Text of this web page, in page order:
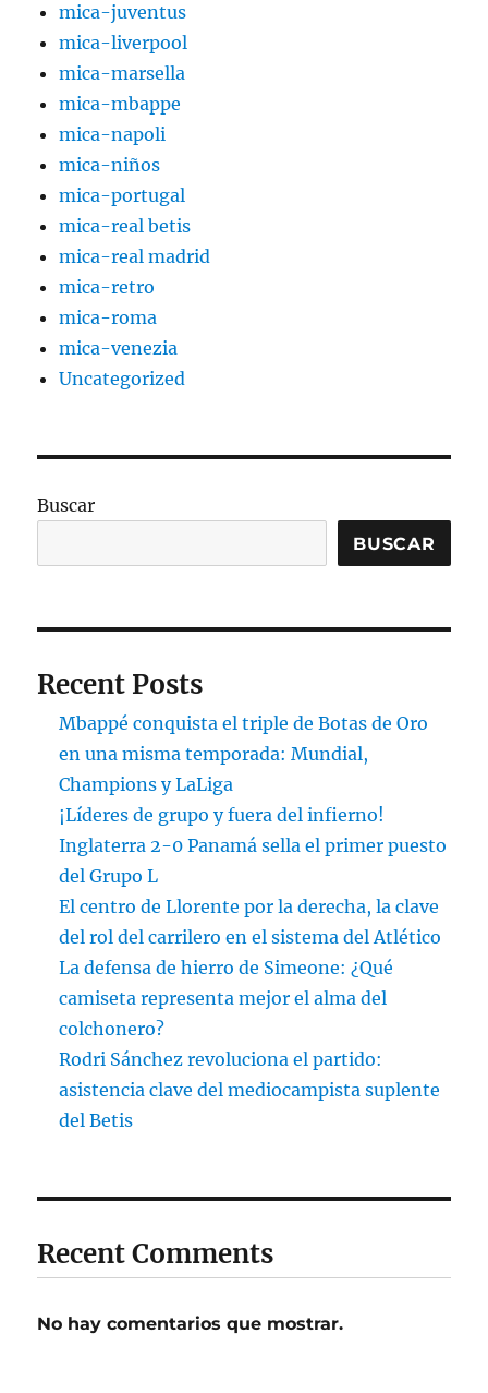
mica-juventus
mica-liverpool
mica-marsella
mica-mbappe
mica-napoli
mica-niños
mica-portugal
mica-real betis
mica-real madrid
mica-retro
mica-roma
mica-venezia
Uncategorized
Buscar
BUSCAR
Recent Posts
Mbappé conquista el triple de Botas de Oro
en una misma temporada: Mundial,
Champions y LaLiga
¡Líderes de grupo y fuera del infierno!
Inglaterra 2-0 Panamá sella el primer puesto
del Grupo L
El centro de Llorente por la derecha, la clave
del rol del carrilero en el sistema del Atlético
La defensa de hierro de Simeone: ¿Qué
camiseta representa mejor el alma del
colchonero?
Rodri Sánchez revoluciona el partido:
asistencia clave del mediocampista suplente
del Betis
Recent Comments
No hay comentarios que mostrar.